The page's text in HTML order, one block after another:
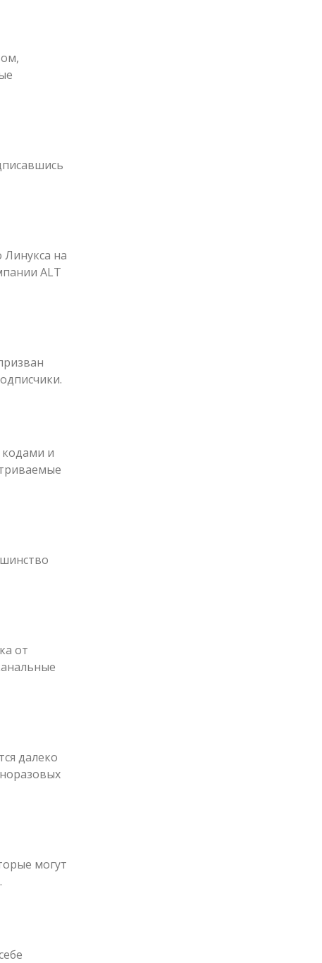
на
ALT
и
от
далеко
могут